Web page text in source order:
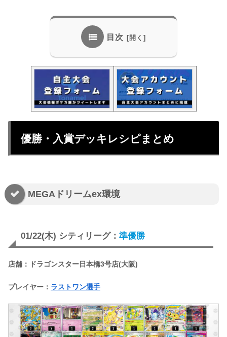
目次
優勝・入賞デッキレシピまとめ
MEGAドリームex環境
01/22(木) シティリーグ： 準優勝
店舗：ドラゴンスター日本橋3号店(大阪)
プレイヤー： ラストワン選手